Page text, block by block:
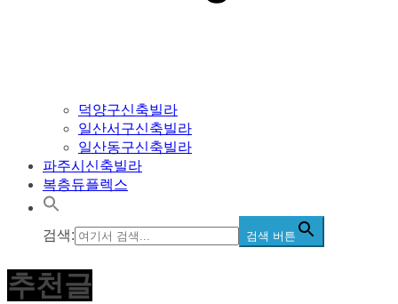
덕양구신축빌라
일산서구신축빌라
일산동구신축빌라
파주시신축빌라
복층듀플렉스
검색: 검색 버튼
추천글